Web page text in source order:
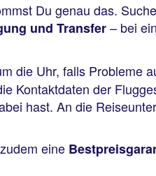
Du genau das.
und Transfer– bei
die Uhr, falls Probleme
Kontaktdaten der
hast. An die
eine